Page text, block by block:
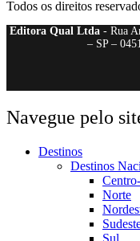
Todos os direitos
Editora Qual Ltda- Rua
– SP –
Navegue pelo
Destinos
Destinos
Norte
Sul